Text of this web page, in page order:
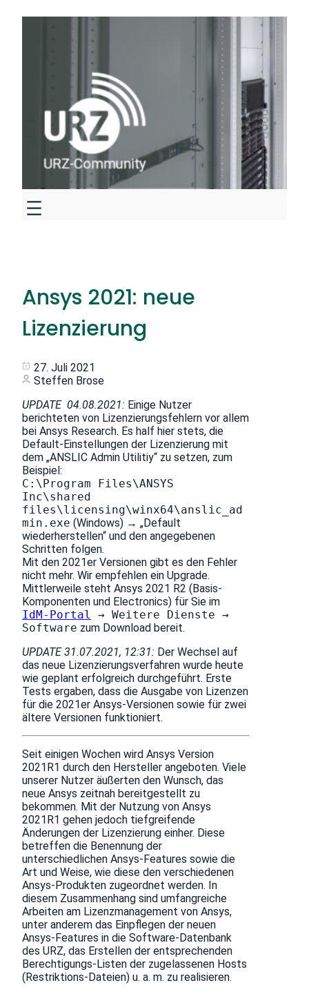
Ansys 2021: neue
Lizenzierung
27. Juli 2021
Steffen Brose
UPDATE 04.08.2021: Einige Nutzer
berichteten von Lizenzierungsfehlern vor allem
bei Ansys Research. Es half hier stets, die
Default-Einstellungen der Lizenzierung mit
dem „ANSLIC Admin Utilitiy“ zu setzen, zum
Beispiel:
C:\Program Files\ANSYS
Inc\shared
files\licensing\winx64\anslic_ad
min.exe (Windows) → „Default
wiederherstellen“ und den angegebenen
Schritten folgen.
Mit den 2021er Versionen gibt es den Fehler
nicht mehr. Wir empfehlen ein Upgrade.
Mittlerweile steht Ansys 2021 R2 (Basis-
Komponenten und Electronics) für Sie im
IdM-Portal
→ Weitere Dienste →
Software zum Download bereit.
UPDATE 31.07.2021, 12:31: Der Wechsel auf
das neue Lizenzierungsverfahren wurde heute
wie geplant erfolgreich durchgeführt. Erste
Tests ergaben, dass die Ausgabe von Lizenzen
für die 2021er Ansys-Versionen sowie für zwei
ältere Versionen funktioniert.
Seit einigen Wochen wird Ansys Version
2021R1 durch den Hersteller angeboten. Viele
unserer Nutzer äußerten den Wunsch, das
neue Ansys zeitnah bereitgestellt zu
bekommen. Mit der Nutzung von Ansys
2021R1 gehen jedoch tiefgreifende
Änderungen der Lizenzierung einher. Diese
betreffen die Benennung der
unterschiedlichen Ansys-Features sowie die
Art und Weise, wie diese den verschiedenen
Ansys-Produkten zugeordnet werden. In
diesem Zusammenhang sind umfangreiche
Arbeiten am Lizenzmanagement von Ansys,
unter anderem das Einpflegen der neuen
Ansys-Features in die Software-Datenbank
des URZ, das Erstellen der entsprechenden
Berechtigungs-Listen der zugelassenen Hosts
(Restriktions-Dateien) u. a. m. zu realisieren.